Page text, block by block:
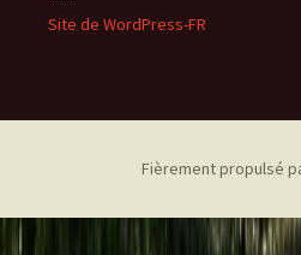
Site de WordPress-FR
Fièrement propulsé